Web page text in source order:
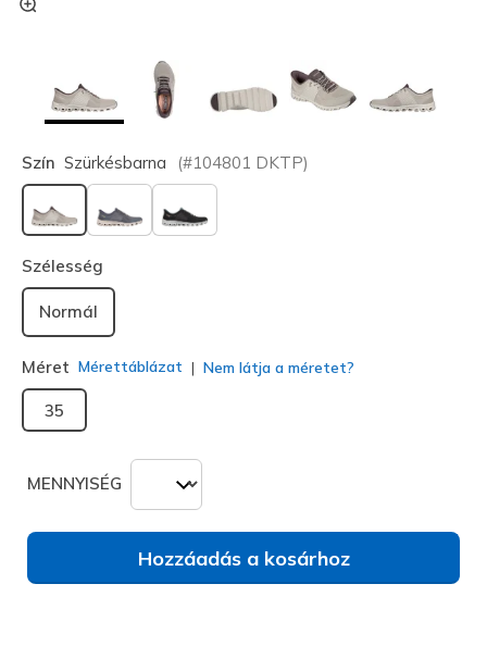
Szín Szürkésbarna (#104801 DKTP)
kiválasztva
Szélesség
Normál
Méret Mérettáblázat Nem látja a méretet?
35
MENNYISÉG
Hozzáadás a kosárhoz